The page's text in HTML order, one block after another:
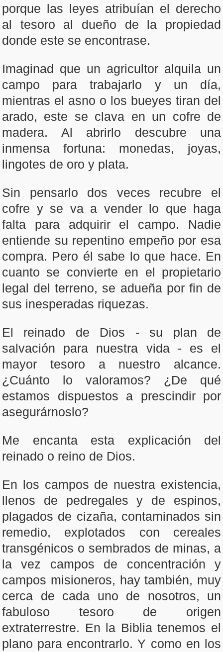
porque las leyes atribuían el derecho
al tesoro al dueño de la propiedad
donde este se encontrase.
Imaginad que un agricultor alquila un
campo para trabajarlo y un día,
mientras el asno o los bueyes tiran del
arado, este se clava en un cofre de
madera. Al abrirlo descubre una
inmensa fortuna: monedas, joyas,
lingotes de oro y plata.
Sin pensarlo dos veces recubre el
cofre y se va a vender lo que haga
falta para adquirir el campo. Nadie
entiende su repentino empeño por esa
compra. Pero él sabe lo que hace. En
cuanto se convierte en el propietario
legal del terreno, se adueña por fin de
sus inesperadas riquezas.
El reinado de Dios - su plan de
salvación para nuestra vida - es el
mayor tesoro a nuestro alcance.
¿Cuánto lo valoramos? ¿De qué
estamos dispuestos a prescindir por
asegurárnoslo?
Me encanta esta explicación del
reinado o reino de Dios.
En los campos de nuestra existencia,
llenos de pedregales y de espinos,
plagados de cizaña, contaminados sin
remedio, explotados con cereales
transgénicos o sembrados de minas, a
la vez campos de concentración y
campos misioneros, hay también, muy
cerca de cada uno de nosotros, un
fabuloso tesoro de origen
extraterrestre. En la Biblia tenemos el
plano para encontrarlo. Y como en los